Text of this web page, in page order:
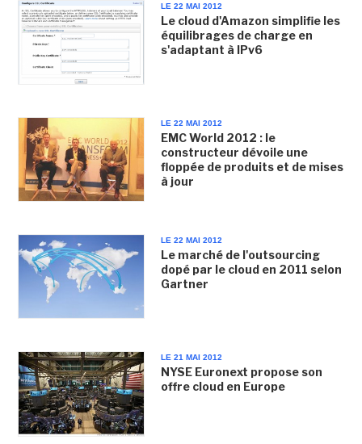
LE 22 MAI 2012
Le cloud d'Amazon simplifie les
équilibrages de charge en
s'adaptant à IPv6
LE 22 MAI 2012
EMC World 2012 : le
constructeur dévoile une
floppée de produits et de mises
à jour
LE 22 MAI 2012
Le marché de l'outsourcing
dopé par le cloud en 2011 selon
Gartner
LE 21 MAI 2012
NYSE Euronext propose son
offre cloud en Europe